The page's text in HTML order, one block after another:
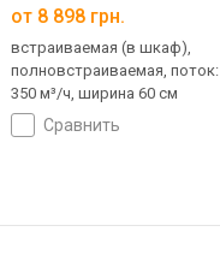
от 8 898 грн.
встраиваемая (в шкаф),
полновстраиваемая, поток:
350 м³/ч, ширина 60 см
сравнить